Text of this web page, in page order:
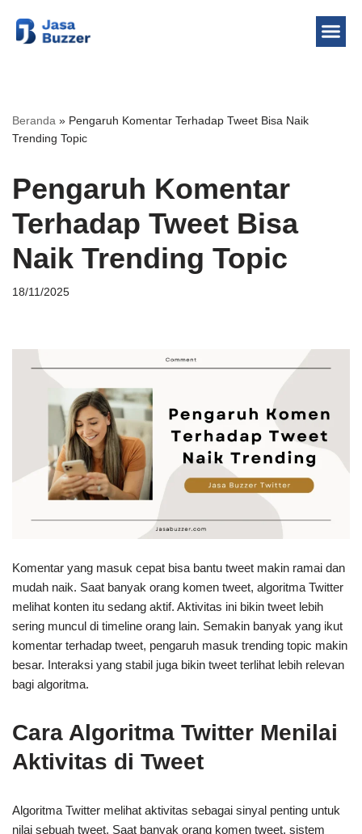
Lompat
Beranda » Pengaruh Komentar Terhadap Tweet Bisa Naik
Trending Topic
Pengaruh Komentar
Terhadap Tweet Bisa
Naik Trending Topic
18/11/2025
Komentar yang masuk cepat bisa bantu tweet makin ramai dan
mudah naik. Saat banyak orang komen tweet, algoritma Twitter
melihat konten itu sedang aktif. Aktivitas ini bikin tweet lebih
sering muncul di timeline orang lain. Semakin banyak yang ikut
komentar terhadap tweet, pengaruh masuk trending topic makin
besar. Interaksi yang stabil juga bikin tweet terlihat lebih relevan
bagi algoritma.
Cara Algoritma Twitter Menilai
Aktivitas di Tweet
Algoritma Twitter melihat aktivitas sebagai sinyal penting untuk
nilai sebuah tweet. Saat banyak orang komen tweet, sistem